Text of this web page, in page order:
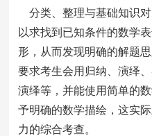
分类、整理与基础知识对
以求找到已知条件的数学
形，从而发现明确的解题
要求考生会用归纳、演绎
演绎等，并能使用简单的
予明确的数学描绘，这实
力的综合考查。